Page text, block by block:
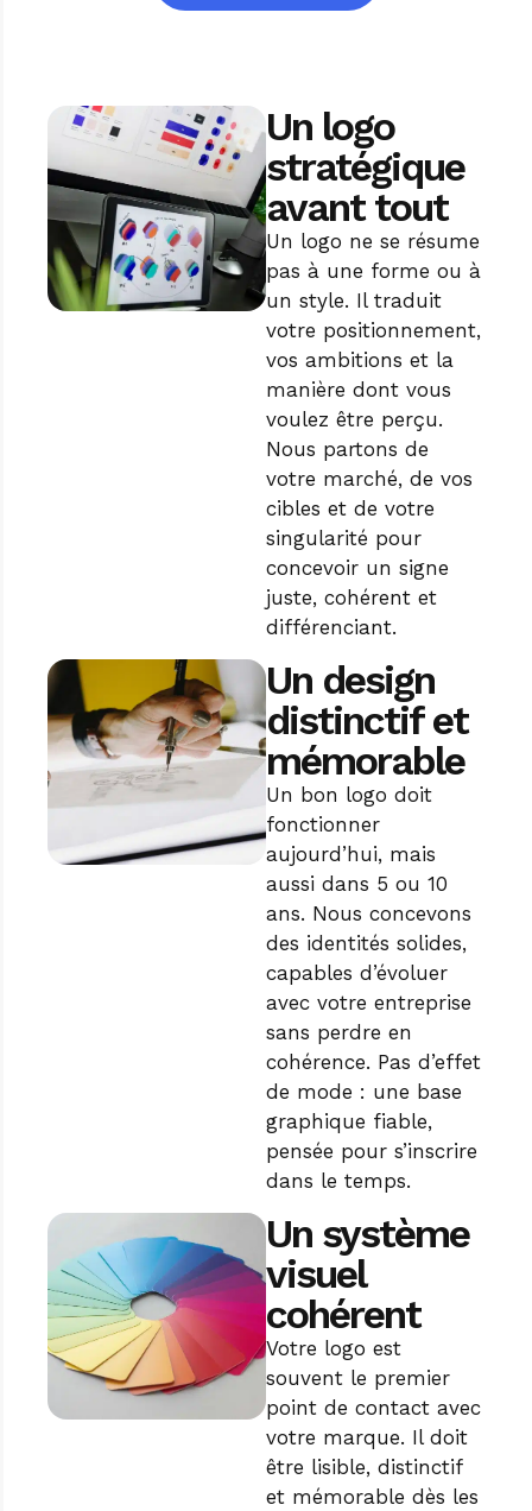
Un logo
stratégique
avant tout
Un logo ne se résume
pas à une forme ou à
un style. Il traduit
votre positionnement,
vos ambitions et la
manière dont vous
voulez être perçu.
Nous partons de
votre marché, de vos
cibles et de votre
singularité pour
concevoir un signe
juste, cohérent et
différenciant.
Un design
distinctif et
mémorable
Un bon logo doit
fonctionner
aujourd’hui, mais
aussi dans 5 ou 10
ans. Nous concevons
des identités solides,
capables d’évoluer
avec votre entreprise
sans perdre en
cohérence. Pas d’effet
de mode : une base
graphique fiable,
pensée pour s’inscrire
dans le temps.
Un système
visuel
cohérent
Votre logo est
souvent le premier
point de contact avec
votre marque. Il doit
être lisible, distinctif
et mémorable dès les